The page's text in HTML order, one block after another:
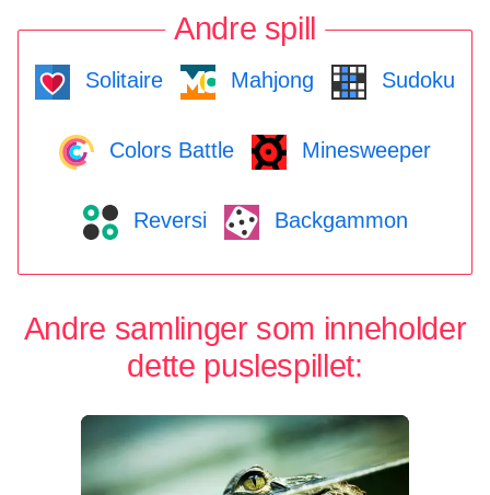
Andre spill
Solitaire Mahjong Sudoku
Colors Battle Minesweeper
Reversi Backgammon
Andre samlinger som inneholder
dette puslespillet: